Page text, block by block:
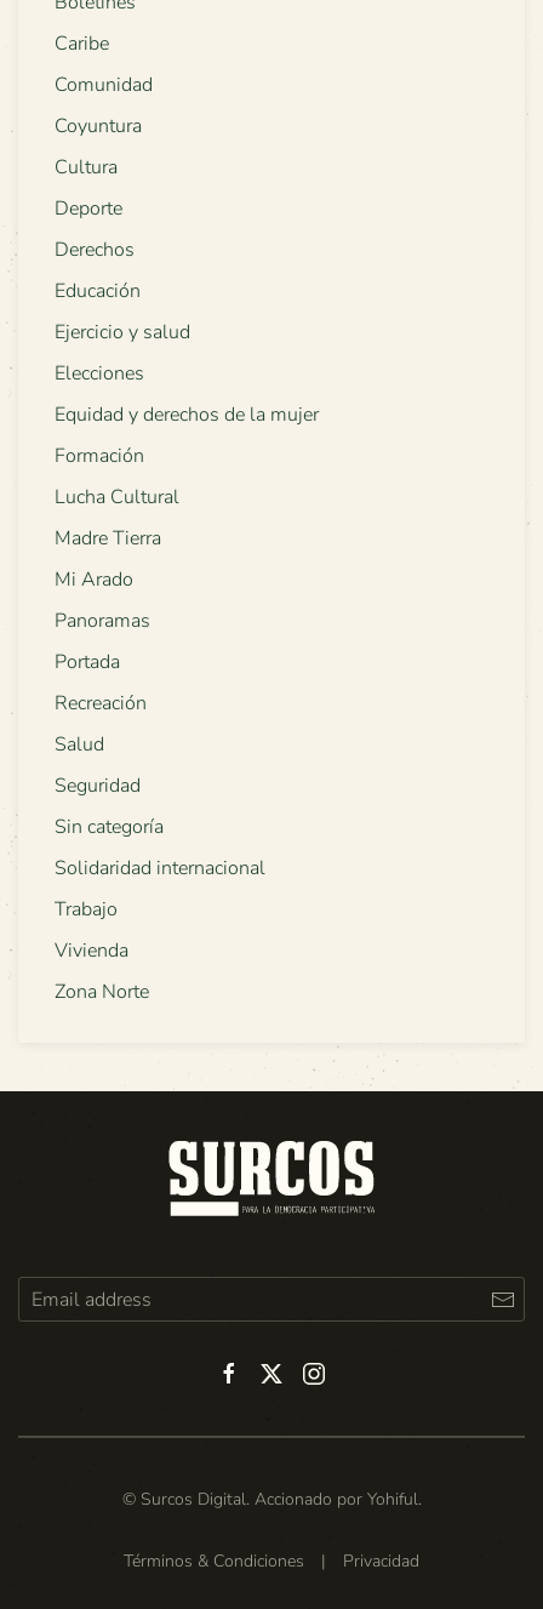
Caribe
Comunidad
Coyuntura
Cultura
Deporte
Derechos
Educación
Ejercicio y salud
Elecciones
Equidad y derechos de la mujer
Formación
Lucha Cultural
Madre Tierra
Mi Arado
Panoramas
Portada
Recreación
Salud
Seguridad
Sin categoría
Solidaridad internacional
Trabajo
Vivienda
Zona Norte
© Surcos Digital. Accionado por Yohiful.
Términos & Condiciones | Privacidad